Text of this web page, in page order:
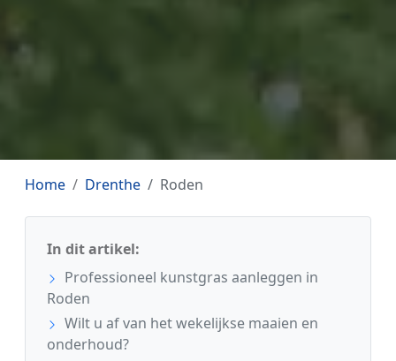
Home Drenthe Roden
In dit artikel:
Professioneel kunstgras aanleggen in
Roden
Wilt u af van het wekelijkse maaien en
onderhoud?